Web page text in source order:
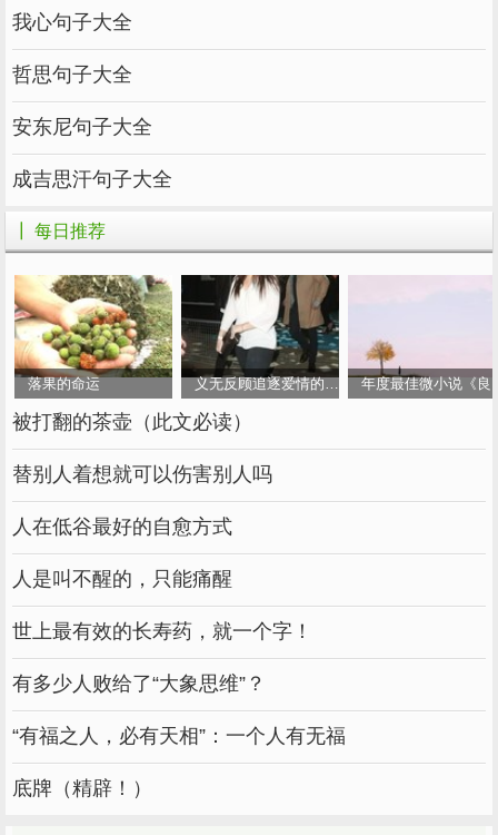
不挂，把他们卷死
16.室友都在吃饭。我想偷偷练帕梅拉，成为最
瘦的，把他们卷死。
18.据说我不想要银行卡，只需要现金。你必须
给卡，但你不告诉我密码
19.虽然每个人都说我不好看，但我不能太认真
地分开我的肚子。
20.我说的话可能没人听，但我放的屁一定有人
闻到了
21.研究表明，打乱汉字的顺序并不影响阅读。
例如，你没有阅读这篇文章的压力，因为我根本
没有打乱它
22.每个人都有一张好脸，我有一张好脸，四舍
我心句子大全
哲思句子大全
安东尼句子大全
成吉思汗句子大全
┃ 每日推荐
落果的命运 义无反顾追逐爱情的女人 年度最佳微小说《良
被打翻的茶壶（此文必读）
替别人着想就可以伤害别人吗
人在低谷最好的自愈方式
人是叫不醒的，只能痛醒
世上最有效的长寿药，就一个字！
有多少人败给了“大象思维”？
“有福之人，必有天相”：一个人有无福
底牌（精辟！）